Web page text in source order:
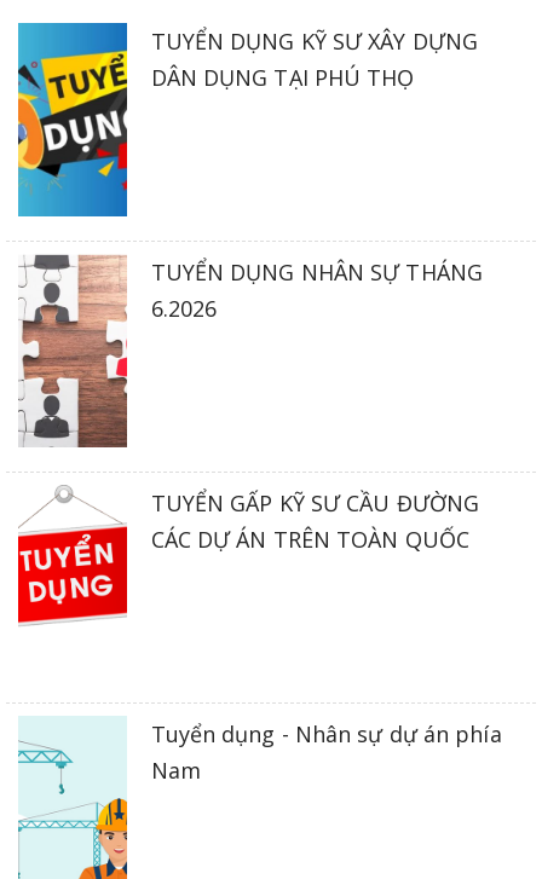
TUYỂN DỤNG KỸ SƯ XÂY DỰNG
DÂN DỤNG TẠI PHÚ THỌ
TUYỂN DỤNG NHÂN SỰ THÁNG
6.2026
TUYỂN GẤP KỸ SƯ CẦU ĐƯỜNG
CÁC DỰ ÁN TRÊN TOÀN QUỐC
Tuyển dụng - Nhân sự dự án phía
Nam